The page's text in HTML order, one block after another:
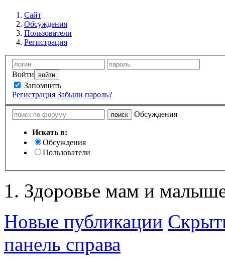
Сайт
Обсуждения
Пользователи
Регистрация
Войти
Запомнить
Регистрация Забыли пароль?
Обсуждения
Искать в:
Обсуждения
Пользователи
Здоровье мам и
Новые публикации
панель справа